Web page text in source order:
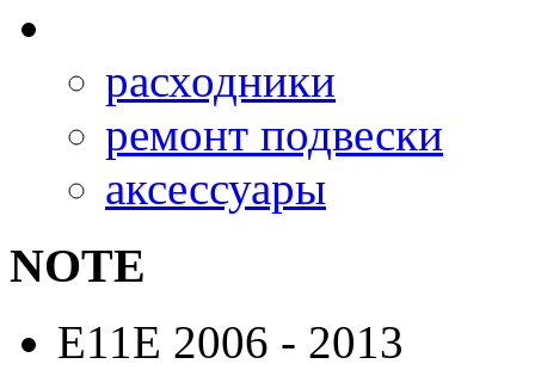
расходники
ремонт подвески
аксессуары
NOTE
E11E 2006 - 2013